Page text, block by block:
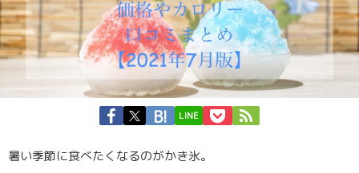
LINE
暑い季節に食べたくなるのがかき氷。